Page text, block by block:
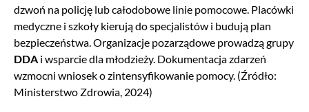
dzwoń na policję lub całodobowe linie pomocowe. Placówki
medyczne i szkoły kierują do specjalistów i budują plan
bezpieczeństwa. Organizacje pozarządowe prowadzą grupy
DDA i wsparcie dla młodzieży. Dokumentacja zdarzeń
wzmocni wniosek o zintensyfikowanie pomocy. (Źródło:
Ministerstwo Zdrowia, 2024)